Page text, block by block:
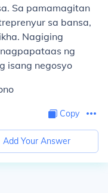
Sa pamamagitan
sa bansa,
Nagiging
ng
isang negosyo
Copy
Add Your Answer